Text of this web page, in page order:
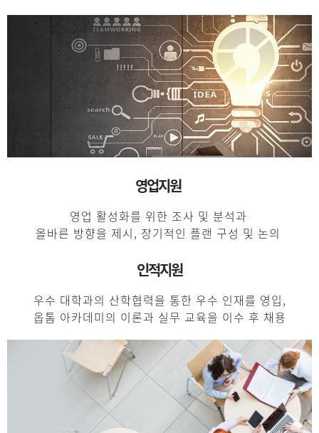
영업지원
영업 활성화를 위한 조사 및 분석과
올바른 방향을 제시, 장기적인 플랜 구성 및 논의
인적지원
우수 대학과의 산학협력을 통한 우수 인재를 영입,
옵톰 아카데미의 이론과 실무 교육을 이수 후 채용